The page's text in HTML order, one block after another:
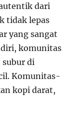
dari
tidak lepas
yang sangat
komunitas
di
Komunitas-
kopi darat,